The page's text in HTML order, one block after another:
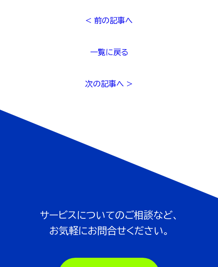
< 前の記事へ
一覧に戻る
次の記事へ >
サービスについてのご相談など、
お気軽にお問合せください。